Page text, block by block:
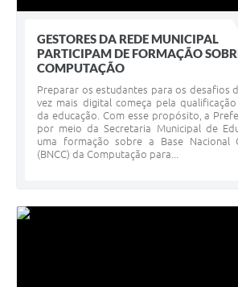
GESTORES DA REDE MUNICIPAL
PARTICIPAM DE FORMAÇÃO
COMPUTAÇÃO
Preparar os estudantes para os desafios
vez mais digital começa pela
da educação. Com esse propósito, a
por meio da Secretaria Municipal de
uma formação sobre a Base Nacional
(BNCC) da Computação para...